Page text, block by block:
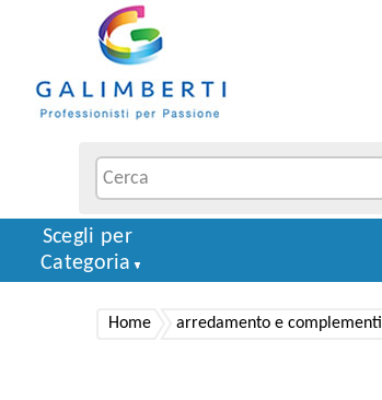
Scegli per
Categoria
Home arredamento e complementi